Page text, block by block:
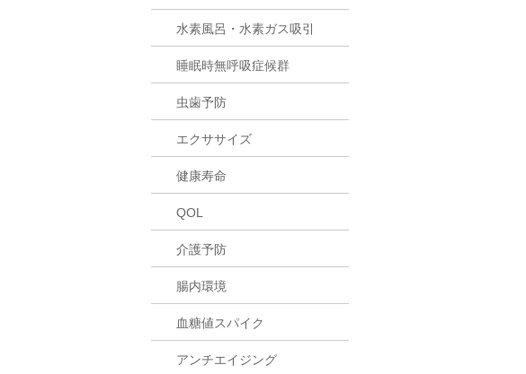
水素風呂・水素ガス吸引
睡眠時無呼吸症候群
虫歯予防
エクササイズ
健康寿命
QOL
介護予防
腸内環境
血糖値スパイク
アンチエイジング